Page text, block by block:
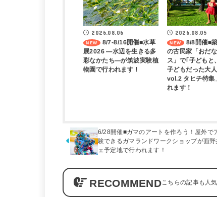
2026.08.06
8/7-8/16開催■水草
展2026 ―水辺を生きる多
彩なかたち―が筑波実験植
物園で行われます！
2026.08.05
8/8開催■
の古民家「おだ
ス」で｢子どもと
子どもだった大
vol.2 タヒチ特集
れます！
6/28開催■ガマのアートを作ろう！屋外で
験できるガマランドワークショップが面野
ェ予定地で行われます！
RECOMMEND